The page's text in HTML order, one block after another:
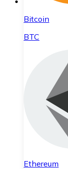
Bitcoin
BTC
Ethereum